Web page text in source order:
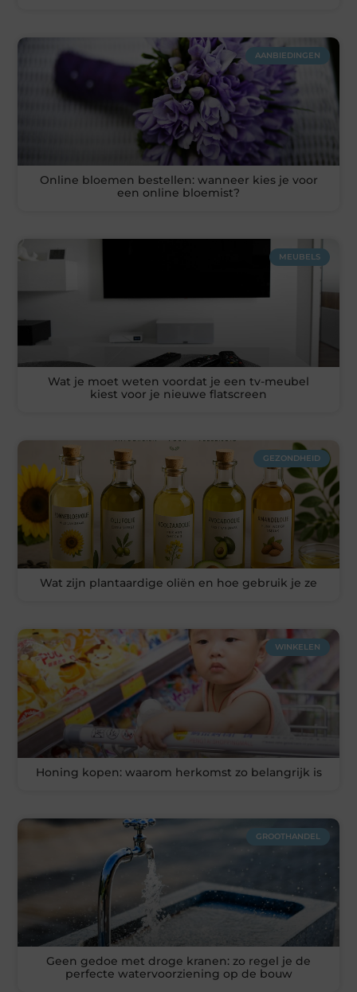
AANBIEDINGEN
Online bloemen bestellen: wanneer kies je voor
een online bloemist?
MEUBELS
Wat je moet weten voordat je een tv-meubel
kiest voor je nieuwe flatscreen
GEZONDHEID
Wat zijn plantaardige oliën en hoe gebruik je ze
WINKELEN
Honing kopen: waarom herkomst zo belangrijk is
GROOTHANDEL
Geen gedoe met droge kranen: zo regel je de
perfecte watervoorziening op de bouw